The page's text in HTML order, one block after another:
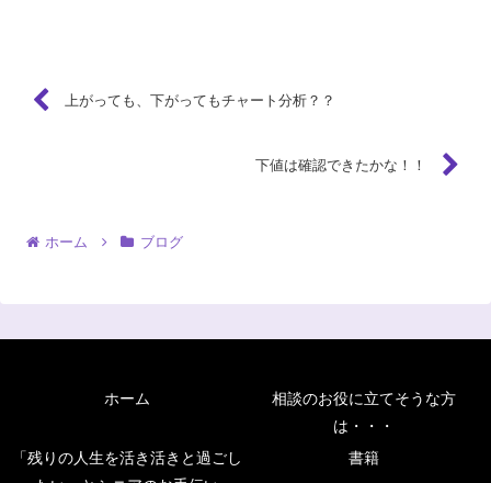
上がっても、下がってもチャート分析？？
下値は確認できたかな！！
ホーム ブログ
ホーム
相談のお役に立てそうな方
は・・・
「残りの人生を活き活きと過ごし
書籍